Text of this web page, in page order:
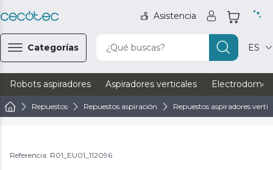
Asistencia
Categorías ¿Qué buscas? ES
Robots aspiradores Aspiradores verticales
Repuestos Repuestos aspiración Repuestos aspiradores
Referencia: R01_EU01_112096